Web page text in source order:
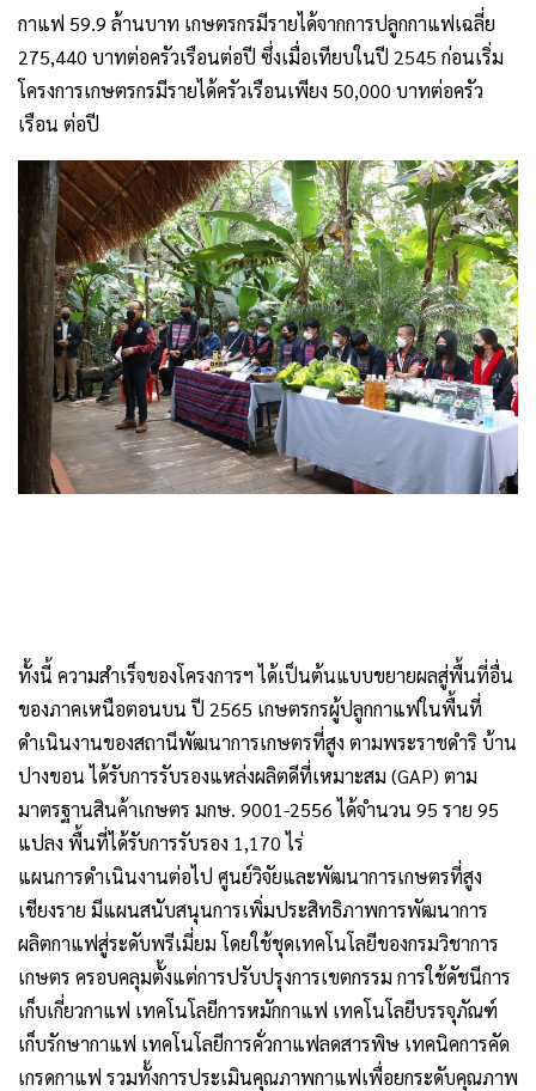
กาแฟ 59.9 ล้านบาท เกษตรกรมีรายได้จากการปลูกกาแฟเฉลี่ย
275,440 บาทต่อครัวเรือนต่อปี ซึ่งเมื่อเทียบในปี 2545 ก่อนเริ่ม
โครงการเกษตรกรมีรายได้ครัวเรือนเพียง 50,000 บาทต่อครัว
เรือน ต่อปี
ทั้งนี้ ความสำเร็จของโครงการฯ ได้เป็นต้นแบบขยายผลสู่พื้นที่อื่น
ของภาคเหนือตอนบน ปี 2565 เกษตรกรผู้ปลูกกาแฟในพื้นที่
ดำเนินงานของสถานีพัฒนาการเกษตรที่สูง ตามพระราชดำริ บ้าน
ปางขอน ได้รับการรับรองแหล่งผลิตดีที่เหมาะสม (GAP) ตาม
มาตรฐานสินค้าเกษตร มกษ. 9001-2556 ได้จำนวน 95 ราย 95
แปลง พื้นที่ได้รับการรับรอง 1,170 ไร่
แผนการดำเนินงานต่อไป ศูนย์วิจัยและพัฒนาการเกษตรที่สูง
เชียงราย มีแผนสนับสนุนการเพิ่มประสิทธิภาพการพัฒนาการ
ผลิตกาแฟสู่ระดับพรีเมี่ยม โดยใช้ชุดเทคโนโลยีของกรมวิชาการ
เกษตร ครอบคลุมตั้งแต่การปรับปรุงการเขตกรรม การใช้ดัชนีการ
เก็บเกี่ยวกาแฟ เทคโนโลยีการหมักกาแฟ เทคโนโลยีบรรจุภัณฑ์
เก็บรักษากาแฟ เทคโนโลยีการคั่วกาแฟลดสารพิษ เทคนิคการคัด
เกรดกาแฟ รวมทั้งการประเมินคุณภาพกาแฟเพื่อยกระดับคุณภาพ